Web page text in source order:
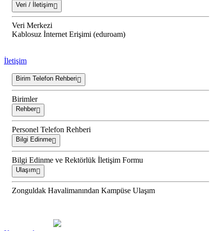
Veri / İletişim
Veri Merkezi
Kablosuz İnternet Erişimi (eduroam)
İletişim
Birim Telefon Rehberi
Birimler
Rehber
Personel Telefon Rehberi
Bilgi Edinme
Bilgi Edinme ve Rektörlük İletişim Formu
Ulaşım
Zonguldak Havalimanından Kampüse Ulaşım